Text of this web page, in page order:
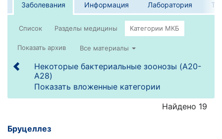
Заболевания Информация Лаборатория
Список
Все материалы
Некоторые бактериальные зоонозы (A20-
A28)
Показать вложенные категории
Найдено 19
Бруцеллез